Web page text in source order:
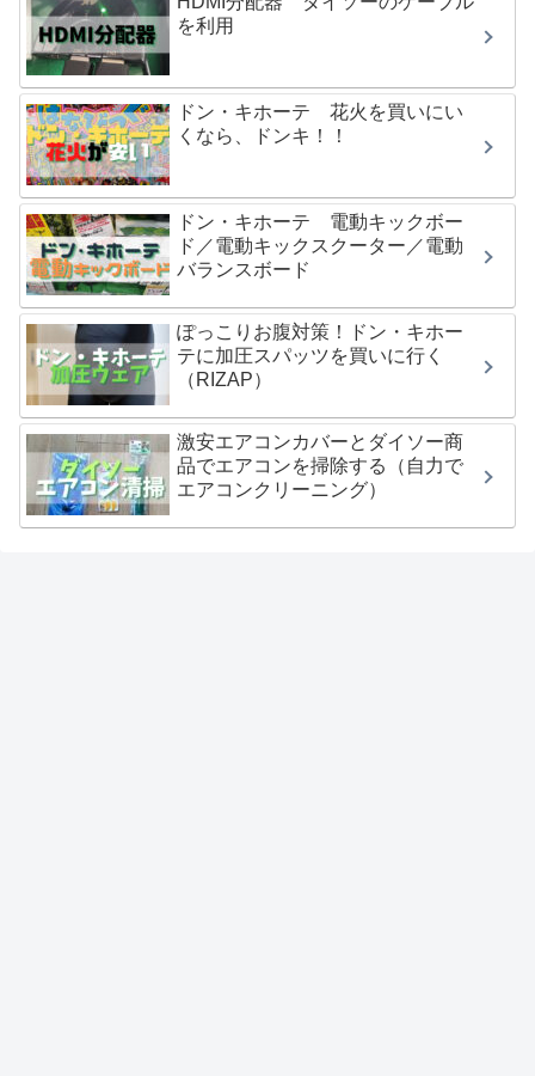
を利用
ドン・キホーテ 花火を買いにい
くなら、ドンキ！！
ドン・キホーテ 電動キックボー
ド／電動キックスクーター／電動
バランスボード
ぽっこりお腹対策！ドン・キホー
テに加圧スパッツを買いに行く
（RIZAP）
激安エアコンカバーとダイソー商
品でエアコンを掃除する（自力で
エアコンクリーニング）